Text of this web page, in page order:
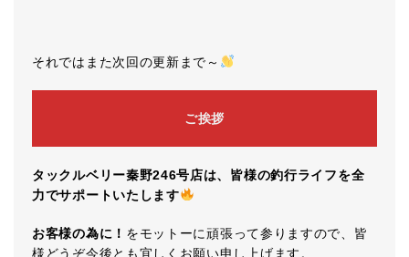
それではまた次回の更新まで～
ご挨拶
タックルベリー秦野246号店は、皆様の釣行ライフを全
力でサポートいたします
お客様の為に！ をモットーに頑張って参りますので、皆
様どうぞ今後とも宜しくお願い申し上げます。